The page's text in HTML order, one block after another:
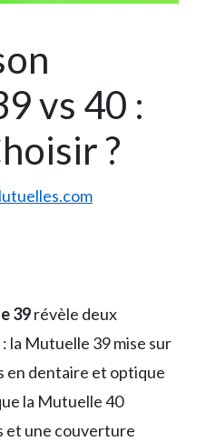
vs 40 :
?
39révèle deux
la Mutuelle 39 mise sur
en dentaire et optique
la Mutuelle 40
et une couverture